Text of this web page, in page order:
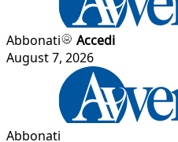
Abbonati
Accedi
August 7, 2026
Abbonati